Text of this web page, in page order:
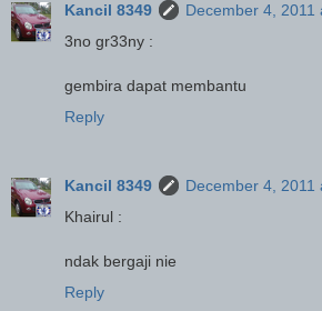
Kancil 8349
December 4, 2011
3no gr33ny :
gembira dapat membantu
Reply
Kancil 8349
December 4, 2011
Khairul :
ndak bergaji nie
Reply